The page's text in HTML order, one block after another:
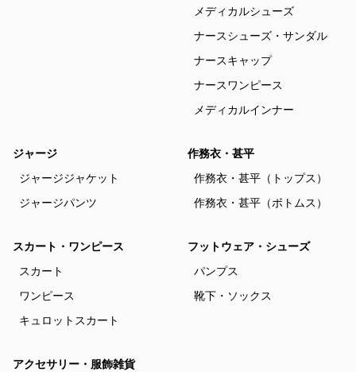
メディカルシューズ
ナースシューズ・サンダル
ナースキャップ
ナースワンピース
メディカルインナー
ジャージ
ジャージジャケット
ジャージパンツ
作務衣・甚平
作務衣・甚平（トップス）
作務衣・甚平（ボトムス）
スカート・ワンピース
スカート
ワンピース
キュロットスカート
フットウェア・シューズ
パンプス
靴下・ソックス
アクセサリー・服飾雑貨